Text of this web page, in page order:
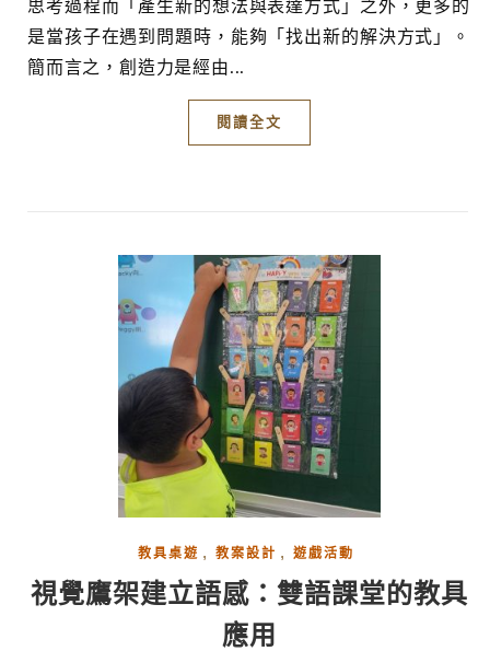
思考過程而「產生新的想法與表達方式」之外，更多的
是當孩子在遇到問題時，能夠「找出新的解決方式」。
簡而言之，創造力是經由...
閱讀全文
教具桌遊 , 教案設計 , 遊戲活動
視覺鷹架建立語感：雙語課堂的教具
應用